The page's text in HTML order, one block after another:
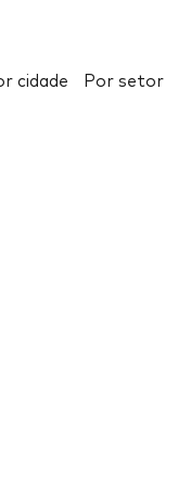
cidade Por setor